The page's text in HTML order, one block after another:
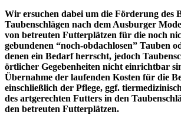
Wir ersuchen dabei um die Förderung des
Taubenschlägen nach dem Ausburger
von betreuten Futterplätzen für die noch
gebundenen “noch-obdachlosen” Tauben
denen ein Bedarf herrscht, jedoch
örtlicher Gegebenheiten nicht einrichtbar
Übernahme der laufenden Kosten für die
einschließlich der Pflege, ggf.
des artgerechten Futters in den
den betreuten Futterplätzen.